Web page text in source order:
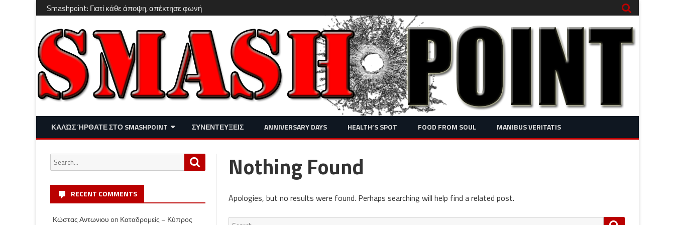
Smashpoint: Γιατί κάθε άποψη, απέκτησε φωνή
Skip
content
ΚΑΛΏΣ ΉΡΘΑΤΕ ΣΤΟ SMASHPOINT
ΔΙΑΣΚΈΔΑΣΗ – LIFESTYLE
ΣΥΝΕΝΤΕΥΞΕΙΣ ANNIVERSARY DAYS HEALTH’S SPOT FOOD FROM SOUL MANIBUS VERITATIS
Nothing Found
Apologies, but no results were found. Perhaps searching will help find a related post.
Search
for:
RECENT COMMENTS
Κώστας Αντωνιου on Καταδρομείς – Κύπρος